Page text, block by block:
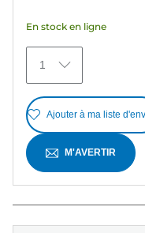
45
avis
En stock en ligne
1
Ajouter à ma liste
M'AVERTIR